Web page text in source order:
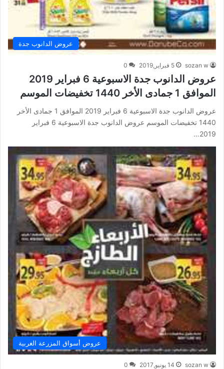
عروض الدانوب جدة
sozan w 5 فبراير,2019 0
عروض الدانوب جدة الاسبوعية 6 فبراير 2019
الموافق 1 جمادى الأخر 1440 تخفيضات الموسم
عروض الدانوب جدة الاسبوعية 6 فبراير 2019 الموافق 1 جمادى الأخر
1440 تخفيضات الموسم عروض الدانوب جدة الاسبوعية 6 فبراير
2019…
عروض أسواق المزرعة الغربية
sozan w 14 يونيو,2017 0